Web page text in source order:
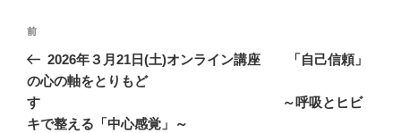
投
ナ
ビ
ゲ
前
の
投
稿
前
2026年３月21日(土)オンライン講座 「自己信頼」
の心の軸をとりもど
す ～呼吸とヒビ
キで整える「中心感覚」～